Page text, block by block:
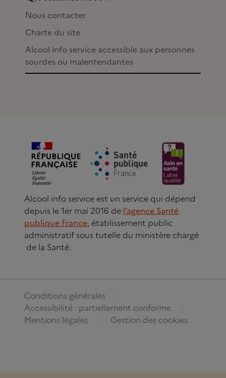
Nous contacter
Charte du site
Alcool info service accessible aux personnes
sourdes ou malentendantes
Alcool info service est un service qui dépend
depuis le 1er mai 2016 de l’agence Santé
publique France, établissement public
administratif sous tutelle du ministère chargé
de la Santé.
Conditions générales
Accessibilité : partiellement conforme
Mentions légales
Gestion des cookies